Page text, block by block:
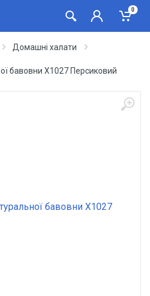
0
Домашні халати
бавовни Х1027 Персиковий